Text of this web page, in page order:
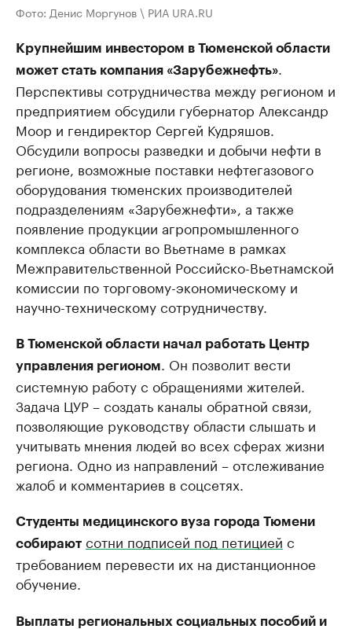
Фото: Денис Моргунов \ РИА URA.RU
Крупнейшим инвестором в Тюменской области
может стать компания «Зарубежнефть»
Перспективы сотрудничества между регионом и
предприятием обсудили губернатор Александр
Моор и гендиректор Сергей Кудряшов.
Обсудили вопросы разведки и добычи нефти в
регионе, возможные поставки нефтегазового
оборудования тюменских производителей
подразделениям «Зарубежнефти», а также
появление продукции агропромышленного
комплекса области во Вьетнаме в рамках
Межправительственной Российско-Вьетнамской
комиссии по торговому-экономическому и
научно-техническому сотрудничеству.
В Тюменской области начал работать Центр
управления регионом
. Он позволит вести
системную работу с обращениями жителей.
Задача ЦУР – создать каналы обратной связи,
позволяющие руководству области слышать и
учитывать мнения людей во всех сферах жизни
региона. Одно из направлений – отслеживание
жалоб и комментариев в соцсетях.
Студенты медицинского вуза города Тюмени
собирают сотни подписей под петицией с
требованием перевести их на дистанционное
обучение.
Выплаты региональных социальных пособий и